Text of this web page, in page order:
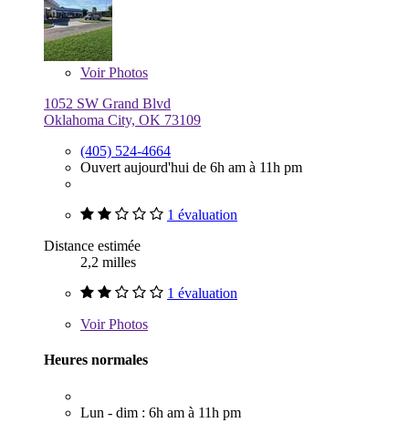
VoirPhotos
1052 SW Grand Blvd
Oklahoma City, OK 73109
(405) 524-4664
Ouvert aujourd'hui de 6h am à 11h pm
1 évaluation
Distance estimée
2,2 milles
1 évaluation
VoirPhotos
Heures normales
Lun - dim : 6h am à 11h pm